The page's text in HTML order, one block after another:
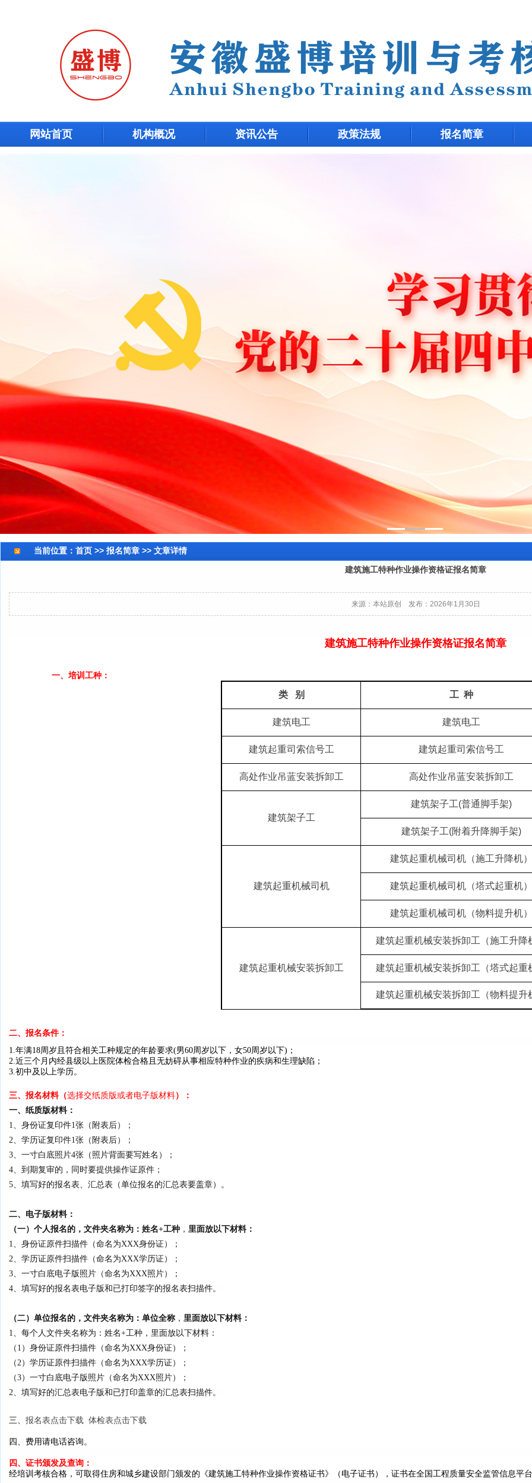
网站首页 机构概况 资讯公告 政策法规 报名简章
当前位置： 首页 >> 报名简章 >> 文章详情
建筑施工特种作业操作资格证报名简章
来源：本站原创 发布：2026年1月30日
建筑施工特种作业操作资格证报名简章
一、培训工种：
类 别 工 种
建筑电工 建筑电工
建筑起重司索信号工 建筑起重司索信号工
高处作业吊蓝安装拆卸工 高处作业吊蓝安装拆卸工
建筑架子工
建筑架子工(普通脚手架)
建筑架子工(附着升降脚手架)
建筑起重机械司机
建筑起重机械司机（施工升降机）
建筑起重机械司机（塔式起重机）
建筑起重机械司机（物料提升机）
建筑起重机械安装拆卸工
建筑起重机械安装拆卸工（施工升降
建筑起重机械安装拆卸工（塔式起重
建筑起重机械安装拆卸工（物料提升
二、报名条件：
1.年满18周岁且符合相关工种规定的年龄要求(男60周岁以下，女50周岁以下) ；
2.近三个月内经县级以上医院体检合格且无妨碍从事相应特种作业的疾病和生理缺陷；
3.初中及以上学历。
三、报名材料（选择交纸质版或者电子版材料） ：
一、纸质版材料：
1、身份证复印件1张（附表后）
；
2、学历证复印件1张（附表后）
；
3、一寸白底照片4张（照片背面要写姓名）；
4、到期复审的，同时要提供操作证原件；
5、填写好的报名表、汇总表（单位报名的汇总表要盖章）。
二、电子版材料：
（一） 个人报名的，文件夹名称为：姓名+工种 ， 里面放以下材料 ：
1、身份证原件扫描件（命名为XXX身份证）；
2、学历证原件扫描件（命名为XXX学历证）；
3、一寸白底电子版照片（命名为XXX照片）；
4、 填写好的报名表电子版和已打印签字的报名表扫描件。
（二） 单位报名的，文件夹名称为：单位全称 ， 里面放以下材料 ：
1、 每个人文件夹名称为：姓名+工种，里面放以下材料：
（1）身份证原件扫描件（命名为XXX身份证）；
（2）学历证原件扫描件（命名为XXX学历证）；
（3）一寸白底电子版照片（命名为XXX照片）；
2、 填写好的汇总表电子版和已打印盖章的汇总表扫描件。
三、 报名表点击下载 体检表点击下载
四、费用请电话咨询。
四、证书颁发及查询：
经培训考核合格，可取得住房和城乡建设部门颁发的《建筑施工特种作业操作资格证书》（电子证书），证书在全国工程质量安全监管信息平